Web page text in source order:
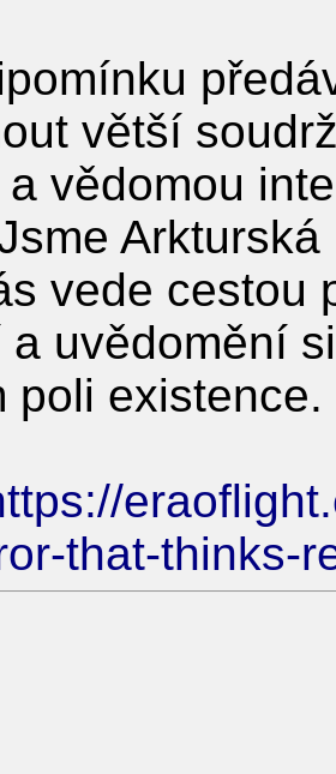
větší
a vědomou
vede cestou
a uvědomění
poli existence.
that-thinks-